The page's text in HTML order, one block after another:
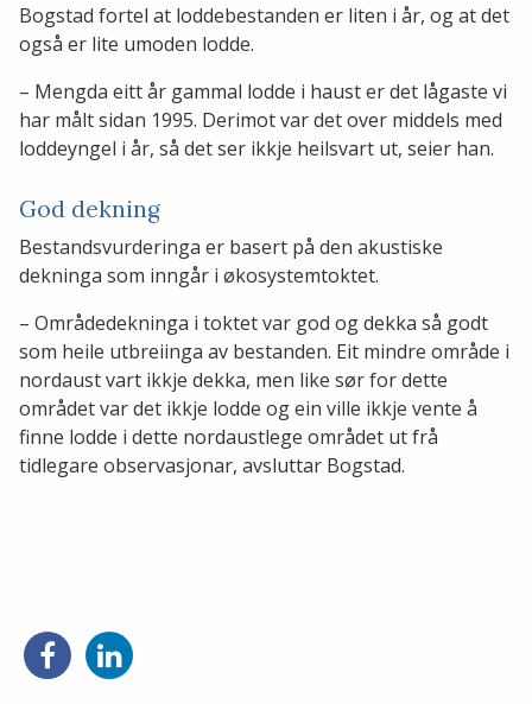
Bogstad fortel at loddebestanden er liten i år, og at det
også er lite umoden lodde.
– Mengda eitt år gammal lodde i haust er det lågaste vi
har målt sidan 1995. Derimot var det over middels med
loddeyngel i år, så det ser ikkje heilsvart ut, seier han.
God dekning
Bestandsvurderinga er basert på den akustiske
dekninga som inngår i økosystemtoktet.
– Områdedekninga i toktet var god og dekka så godt
som heile utbreiinga av bestanden. Eit mindre område i
nordaust vart ikkje dekka, men like sør for dette
området var det ikkje lodde og ein ville ikkje vente å
finne lodde i dette nordaustlege området ut frå
tidlegare observasjonar, avsluttar Bogstad.
Del
på
Del
på